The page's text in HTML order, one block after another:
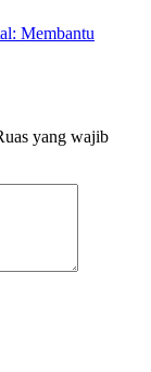
Membantu
yang wajib